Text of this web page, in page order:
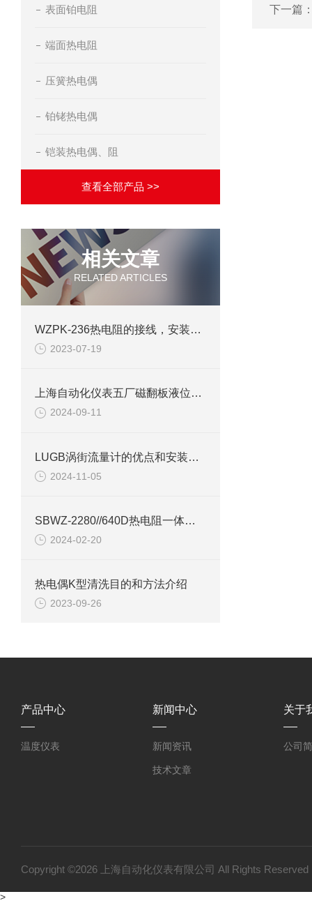
表面铂电阻
端面热电阻
压簧热电偶
铂铑热电偶
铠装热电偶、阻
查看全部产品 >>
相关文章
RELATED ARTICLES
WZPK-236热电阻的接线，安装及测量
2023-07-19
上海自动化仪表五厂磁翻板液位计检查装置
2024-09-11
LUGB涡街流量计的优点和安装注意事项说明
2024-11-05
SBWZ-2280//640D热电阻一体化变送器产品介绍
2024-02-20
热电偶K型清洗目的和方法介绍
2023-09-26
下一篇
产品中心
温度仪表
新闻中心
新闻资讯
技术文章
关于
公司
Copyright ©2026 上海自动化仪表有限公司 All Rights
>